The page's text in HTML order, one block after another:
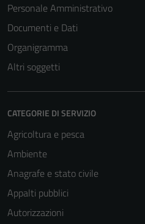
Personale Amministrativo
Documenti e Dati
Organigramma
Altri soggetti
CATEGORIE DI SERVIZIO
Agricoltura e pesca
Ambiente
Anagrafe e stato civile
Appalti pubblici
Autorizzazioni